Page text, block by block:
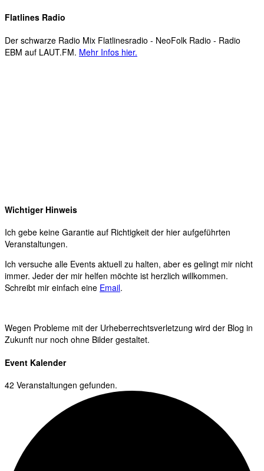
Flatlines Radio
Der schwarze Radio Mix Flatlinesradio - NeoFolk Radio - Radio
EBM auf LAUT.FM. Mehr Infos hier.
Wichtiger Hinweis
Ich gebe keine Garantie auf Richtigkeit der hier aufgeführten
Veranstaltungen.
Ich versuche alle Events aktuell zu halten, aber es gelingt mir nicht
immer. Jeder der mir helfen möchte ist herzlich willkommen.
Schreibt mir einfach eine Email.
Wegen Probleme mit der Urheberrechtsverletzung wird der Blog in
Zukunft nur noch ohne Bilder gestaltet.
Event Kalender
42 Veranstaltungen gefunden.